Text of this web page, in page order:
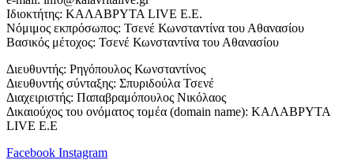
Iδιοκτήτης: ΚΑΛΑΒΡΥΤΑ LIVE E.E.
Νόμιμος εκπρόσωπος: Τσενέ Κωνσταντίνα του Αθανασίου
Βασικός μέτοχος: Τσενέ Κωνσταντίνα του Αθανασίου
Διευθυντής: Ρηγόπουλος Κωνσταντίνος
Διευθυντής σύνταξης: Σπυριδούλα Τσενέ
Διαχειριστής: Παπαβραμόπουλος Νικόλαος
Δικαιούχος του ονόματος τομέα (domain name): ΚΑΛΑΒΡΥΤΑ
LIVE E.E
Facebook Instagram